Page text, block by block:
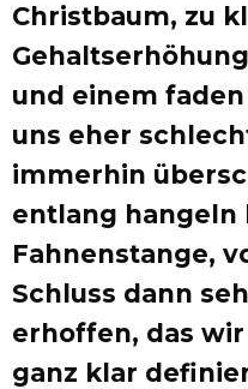
Christbaum, zu
und einem
uns eher
immerhin
entlang hangeln
Fahnenstange,
Schluss dann
erhoffen, das
ganz klar